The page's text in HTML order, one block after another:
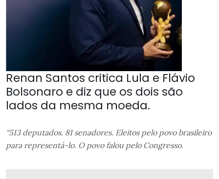
Renan Santos critica Lula e Flávio
Bolsonaro e diz que os dois são
lados da mesma moeda.
“513 deputados. 81 senadores. Eleitos pelo povo brasileiro
para representá-lo. O povo falou pelo Congresso.